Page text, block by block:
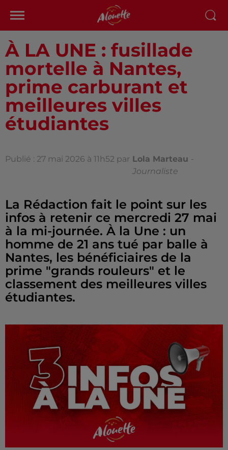
À LA UNE : fusillade
mortelle à Nantes,
prime carburant et
meilleures villes
étudiantes
Publié : 27 mai 2026 à 11h52 par Lola Marteau -
Journaliste
La Rédaction fait le point sur les
infos à retenir ce mercredi 27 mai
à la mi-journée. À la Une : un
homme de 21 ans tué par balle à
Nantes, les bénéficiaires de la
prime "grands rouleurs" et le
classement des meilleures villes
étudiantes.